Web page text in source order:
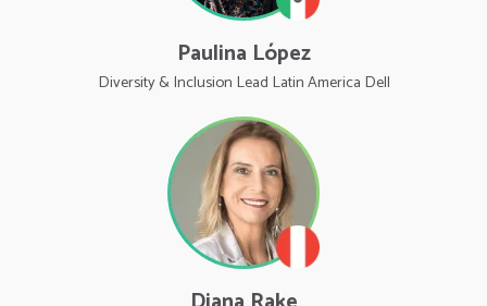
Paulina López
Diversity & Inclusion Lead Latin America Dell